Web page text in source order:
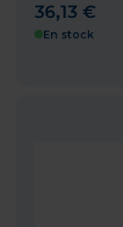
36,13 €
En stock